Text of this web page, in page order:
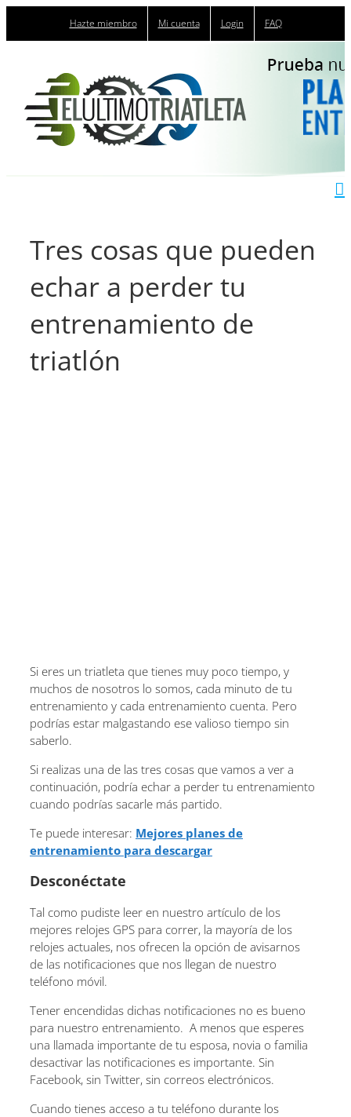
Hazte miembro Mi cuenta Login FAQ
Tres cosas que pueden
echar a perder tu
entrenamiento de
triatlón
Si eres un triatleta que tienes muy poco tiempo, y
muchos de nosotros lo somos, cada minuto de tu
entrenamiento y cada entrenamiento cuenta. Pero
podrías estar malgastando ese valioso tiempo sin
saberlo.
Si realizas una de las tres cosas que vamos a ver a
continuación, podría echar a perder tu entrenamiento
cuando podrías sacarle más partido.
Te puede interesar: Mejores planes de
entrenamiento para descargar
Desconéctate
Tal como pudiste leer en nuestro artículo de los
mejores relojes GPS para correr, la mayoría de los
relojes actuales, nos ofrecen la opción de avisarnos
de las notificaciones que nos llegan de nuestro
teléfono móvil.
Tener encendidas dichas notificaciones no es bueno
para nuestro entrenamiento. A menos que esperes
una llamada importante de tu esposa, novia o familia
desactivar las notificaciones es importante. Sin
Facebook, sin Twitter, sin correos electrónicos.
Cuando tienes acceso a tu teléfono durante los